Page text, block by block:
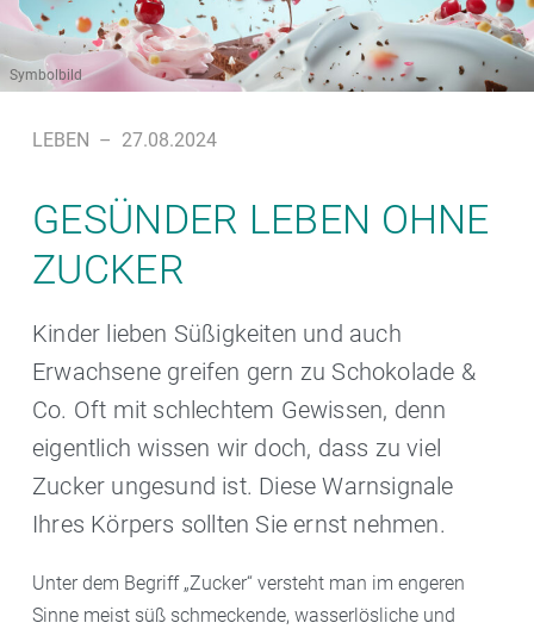
Symbolbild
LEBEN – 27.08.2024
GESÜNDER LEBEN OHNE
ZUCKER
Kinder lieben Süßigkeiten und auch
Erwachsene greifen gern zu Schokolade &
Co. Oft mit schlechtem Gewissen, denn
eigentlich wissen wir doch, dass zu viel
Zucker ungesund ist. Diese Warnsignale
Ihres Körpers sollten Sie ernst nehmen.
Unter dem Begriff „Zucker“ versteht man im engeren
Sinne meist süß schmeckende, wasserlösliche und